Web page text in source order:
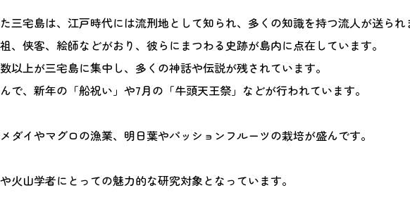
三宅島は、江戸時代には流刑地として知られ、多くの知識を持つ流人が送られ
、侠客、絵師などがおり、彼らにまつわる史跡が島内に点在しています。
以上が三宅島に集中し、多くの神話や伝説が残されています。
で、新年の「船祝い」や7月の「牛頭天王祭」などが行われています。
ダイやマグロの漁業、明日葉やパッションフルーツの栽培が盛んです。
火山学者にとっての魅力的な研究対象となっています。